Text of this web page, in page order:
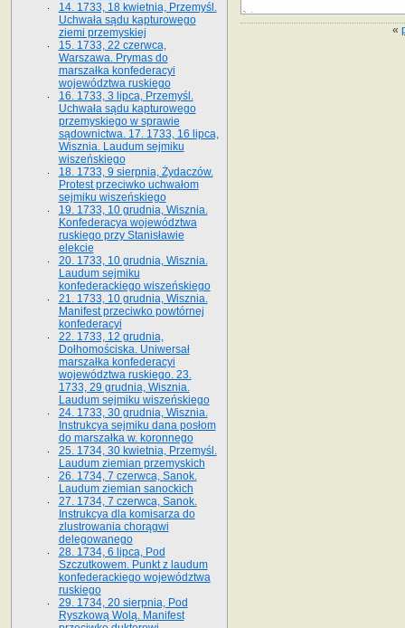
«
14. 1733, 18 kwietnia, Przemyśl.
Uchwała sądu kapturowego
ziemi przemyskiej
15. 1733, 22 czerwca,
Warszawa. Prymas do
marszałka konfederacyi
województwa ruskiego
16. 1733, 3 lipca, Przemyśl.
Uchwała sądu kapturowego
przemyskiego w sprawie
sądownictwa. 17. 1733, 16 lipca,
Wisznia. Laudum sejmiku
wiszeńskiego
18. 1733, 9 sierpnia, Żydaczów.
Protest przeciwko uchwałom
sejmiku wiszeńskiego
19. 1733, 10 grudnia, Wisznia.
Konfederacya województwa
ruskiego przy Stanisławie
elekcie
20. 1733, 10 grudnia, Wisznia.
Laudum sejmiku
konfederackiego wiszeńskiego
21. 1733, 10 grudnia, Wisznia.
Manifest przeciwko powtórnej
konfederacyi
22. 1733, 12 grudnia,
Dołhomościska. Uniwersał
marszałka konfederacyi
województwa ruskiego. 23.
1733, 29 grudnia, Wisznia.
Laudum sejmiku wiszeńskiego
24. 1733, 30 grudnia, Wisznia.
Instrukcya sejmiku dana posłom
do marszałka w. koronnego
25. 1734, 30 kwietnia, Przemyśl.
Laudum ziemian przemyskich
26. 1734, 7 czerwca, Sanok.
Laudum ziemian sanockich
27. 1734, 7 czerwca, Sanok.
Instrukcya dla komisarza do
zlustrowania chorągwi
delegowanego
28. 1734, 6 lipca, Pod
Szczutkowem. Punkt z laudum
konfederackiego województwa
ruskiego
29. 1734, 20 sierpnia, Pod
Ryszkową Wolą. Manifest